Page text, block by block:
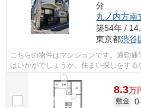
分
丸ノ内方南
築54年 /
東京都渋谷
こちらの物件はマンションです。通勤
はいかがでしょうか。住まい探しをす
社は豊富な賃貸物件を取り扱っており、...
8.3万
敷金 0